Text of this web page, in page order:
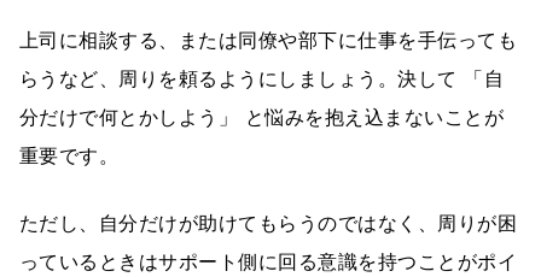
上司に相談する、または同僚や部下に仕事を手伝っても
らうなど、周りを頼るようにしましょう。決して 「自
分だけで何とかしよう」 と悩みを抱え込まないことが
重要です。
ただし、自分だけが助けてもらうのではなく、周りが困
っているときはサポート側に回る意識を持つことがポイ